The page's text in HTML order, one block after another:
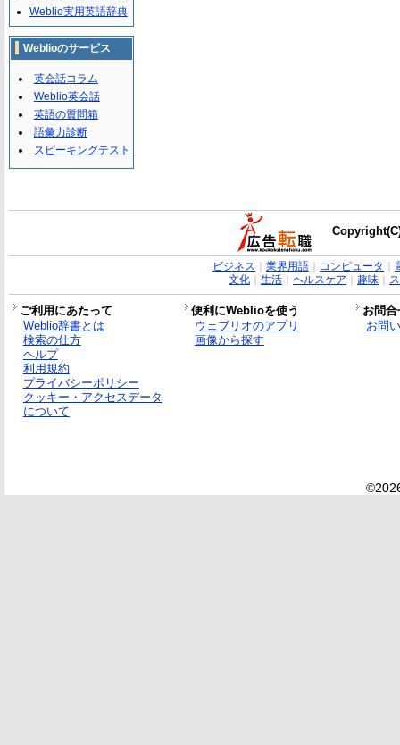
Weblio実用英語辞典
Weblioのサービス
英会話コラム
Weblio英会話
英語の質問箱
語彙力診断
スピーキングテスト
ビジネス 業界用語｜ コンピュータ
文化｜ 生活｜ ヘルスケア 趣味｜
ご利用にあたって 便利にWeblioを使う
お問
Weblio辞書とは
検索の仕方
ヘルプ
利用規約
プライバシーポリシー
クッキー・アクセスデータ
について
ウェブリオのアプリ
画像から探す
お問